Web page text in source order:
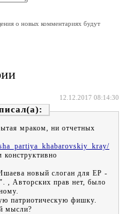
о новых комментариях будут
12.12.2017 08:14:30
мраком, ни отчетных
конструктивно
новый слоган для ЕР -
, Авторских прав нет, было
патриотическую фишку.
мысли?